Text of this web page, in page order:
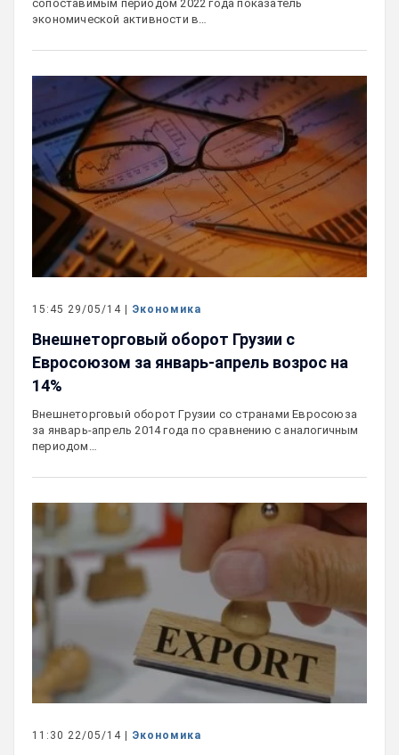
сопоставимым периодом 2022 года показатель
экономической активности в…
15:45 29/05/14 | Экономика
Внешнеторговый оборот Грузии с
Евросоюзом за январь-апрель возрос на
14%
Внешнеторговый оборот Грузии со странами Евросоюза
за январь-апрель 2014 года по сравнению с аналогичным
периодом…
11:30 22/05/14 | Экономика